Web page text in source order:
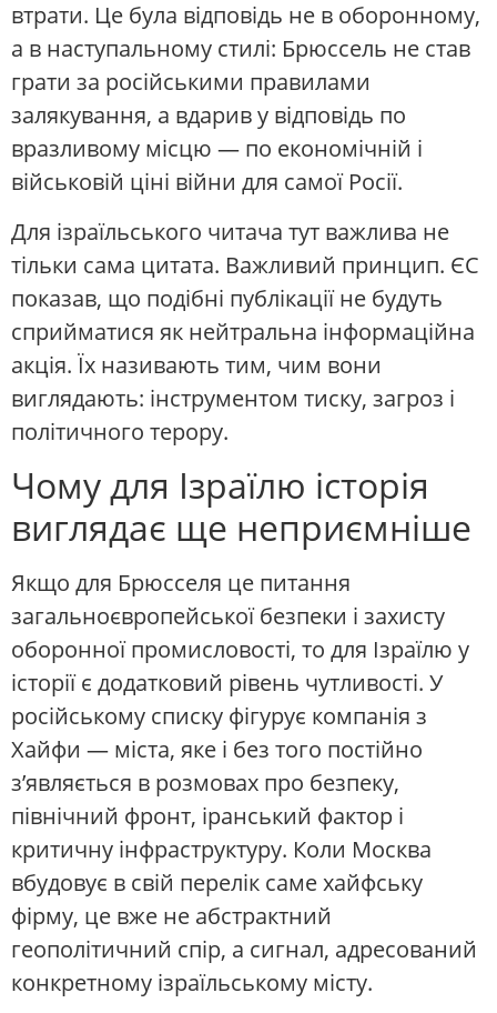
втрати. Це була відповідь не в оборонному,
а в наступальному стилі: Брюссель не став
грати за російськими правилами
залякування, а вдарив у відповідь по
вразливому місцю — по економічній і
військовій ціні війни для самої Росії.
Для ізраїльського читача тут важлива не
тільки сама цитата. Важливий принцип. ЄС
показав, що подібні публікації не будуть
сприйматися як нейтральна інформаційна
акція. Їх називають тим, чим вони
виглядають: інструментом тиску, загроз і
політичного терору.
Чому для Ізраїлю історія
виглядає ще неприємніше
Якщо для Брюсселя це питання
загальноєвропейської безпеки і захисту
оборонної промисловості, то для Ізраїлю у
історії є додатковий рівень чутливості. У
російському списку фігурує компанія з
Хайфи — міста, яке і без того постійно
з’являється в розмовах про безпеку,
північний фронт, іранський фактор і
критичну інфраструктуру. Коли Москва
вбудовує в свій перелік саме хайфську
фірму, це вже не абстрактний
геополітичний спір, а сигнал, адресований
конкретному ізраїльському місту.